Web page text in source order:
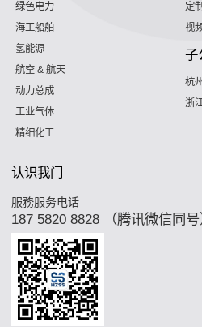
绿色电力
海工船舶
氢能源
航空 & 航天
动力总成
工业气体
精细化工
定
视
子
杭
浙
认识我门
服務服务电话
187 5820 8828 （腾讯微信同号